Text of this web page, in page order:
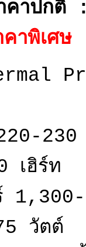
คาปก
คาพิเศ
230
เฮิร์ท
วัตต์